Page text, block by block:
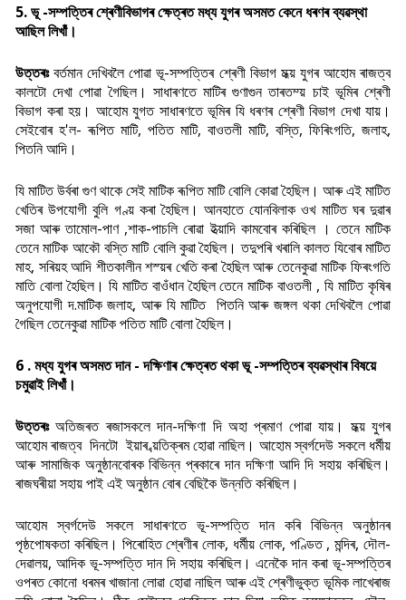
5. ভূ -সম্পত্তিৰ শ্ৰেণীবিভাগৰ ক্ষেত্ৰত মধ্য যুগৰ অসমত কেনে ধৰণৰ ব্যৱস্থা
আছিল লিখাঁ।
উত্তৰঃবৰ্তমান দেখিবলৈ পোৱা ভূ-সম্পত্তিৰ শ্ৰেণী বিভাগ মধ্য় যুগৰ আহোম ৰাজত্ব
কালটো দেখা পোৱা গৈছিল। সাধাৰণতে মাটিৰ গুণাগুন তাৰতম্য় চাই ভূমিৰ শ্ৰেণী
বিভাগ কৰা হয়। আহোম যুগত সাধাৰণতে ভূমিৰ যি ধৰণৰ শ্ৰেণী বিভাগ দেখা যায়।
সেইবোৰ হ'ল- ৰূপিত মাটি, পতিত মাটি, বাওতলী মাটি, বস্তি, ফিৰিংগতি, জলাহ,
পিতনি আদি।
যি মাটিত উৰ্বৰা গুণ থাকে সেই মাটিক ৰূপিত মাটি বোলি কোৱা হৈছিল। আৰু এই মাটিত
খেতিৰ উপযোগী বুলি গণ্য় কৰা হৈছিল। আনহাতে যোনবিলাক ওখ মাটিত ঘৰ দুৱাৰ
সজা আৰু তামোল-পাণ ,শাক-পাচলি ৰোৱা ইত্য়াদি কামবোৰ কৰিছিল । তেনে মাটিক
তেনে মাটিক আকৌ বস্তি মাটি বোলি কুৱা হৈছিল। তদুপৰি খৰালি কালত যিবোৰ মাটিত
মাহ, সৰিয়হ আদি শীতকালীন শস্য়ৰ খেতি কৰা হৈছিল আৰু তেনেকুৱা মাটিক ফিৰংগতি
মাতি বোলা হৈছিল। যি মাটিত বাওঁধান হৈছিল তেনে মাটিক বাওতলী , যি মাটিত কৃষিৰ
অনুপযোগী দ.মাটিক জলাহ, আৰু যি মাটিত পিতনি আৰু জঙ্গল থকা দেখিবলৈ পোৱা
গৈছিল তেনেকুৱা মাটিক পতিত মাটি বোলা হৈছিল।
6 . মধ্য যুগৰ অসমত দান - দক্ষিণাৰ ক্ষেত্ৰত থকা ভূ -সম্পত্তিৰ ব্যৱস্থাৰ বিষয়ে
চমুৱাই লিখাঁ।
উত্তৰঃঅতিজৰত ৰজাসকলে দান-দক্ষিণা দি অহা প্ৰমাণ পোৱা যায়। মধ্য় যুগৰ
আহোম ৰাজত্ব দিনটো ইয়াৰ ব্য়তিক্ৰম হোৱা নাছিল। আহোম স্বৰ্গদেউ সকলে ধৰ্মীয়
আৰু সামাজিক অনুষ্ঠানবোৰক বিভিন্ন প্ৰকাৰে দান দক্ষিণা আদি দি সহায় কৰিছিল।
ৰাজঘৰীয়া সহায় পাই এই অনুষ্ঠান বোৰ বেছিকৈ উন্নতি কৰিছিল।
আহোম স্বৰ্গদেউ সকলে সাধাৰণতে ভূ-সম্পত্তি দান কৰি বিভিন্ন অনুষ্ঠানৰ
পৃষ্ঠপোষকতা কৰিছিল। পিৰোহিত শ্ৰেণীৰ লোক, ধৰ্মীয় লোক, পণ্ডিত , মন্দিৰ, দৌল-
দেৱালয়, আদিক ভূ-সম্পত্তি দান দি সহায় কৰিছিল। এনেকৈ দান কৰা ভূ-সম্পত্তিৰ
ওপৰত কোনো ধৰমৰ খাজানা লোৱা হোৱা নাছিল আৰু এই শ্ৰেণীভুক্ত ভূমিক লাখেৰাজ